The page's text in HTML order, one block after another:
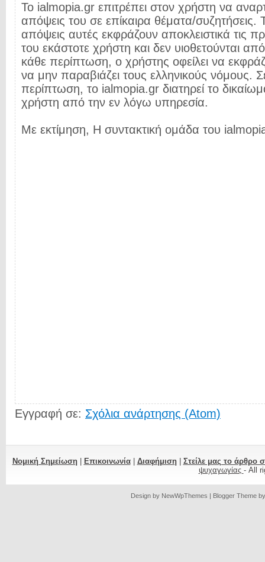
Το ialmopia.gr επιτρέπει στον χρήστη να
απόψεις του σε επίκαιρα θέματα/συζητήσεις.
απόψεις αυτές εκφράζουν αποκλειστικά τις
του εκάστοτε χρήστη και δεν υιοθετούνται
κάθε περίπτωση, ο χρήστης οφείλει να
να μην παραβιάζει τους ελληνικούς νόμους.
περίπτωση, το ialmopia.gr διατηρεί το
χρήστη από την εν λόγω υπηρεσία.
Με εκτίμηση, Η συντακτική ομάδα του
Εγγραφή σε: Σχόλια ανάρτησης (Atom)
Νομική Σημείωση| Επικοινωνία| Διαφήμιση| Στείλε μας το άρθρο
ψυχαγωγίας - All
Design by NewWpThemes | Blogger Theme